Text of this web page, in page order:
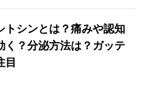
トシンとは？痛みや認知
く？分泌方法は？ガッテ
目